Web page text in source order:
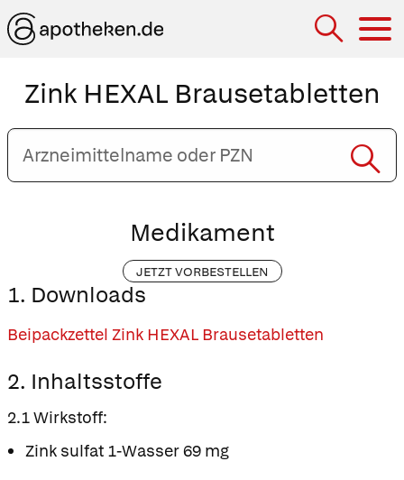
Zink HEXAL Brausetabletten
Arzneimittelname
oder
PZN
Medikament
JETZT VORBESTELLEN
1. Downloads
Beipackzettel Zink HEXAL Brausetabletten
2. Inhaltsstoffe
2.1 Wirkstoff:
Zink sulfat 1-Wasser 69 mg